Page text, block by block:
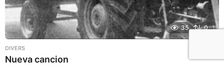
35 0
DIVERS
Nueva cancion